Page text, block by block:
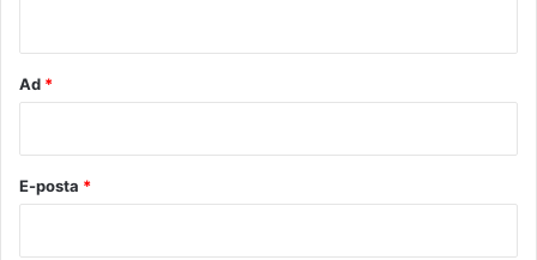
Ad *
E-posta *